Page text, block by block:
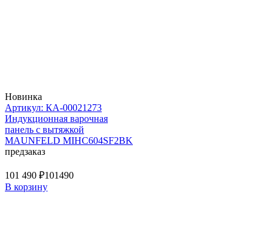
Новинка
Артикул: КА-00021273
Индукционная варочная
панель с вытяжкой
MAUNFELD MIHC604SF2BK
предзаказ
101 490 ₽101490
В корзину